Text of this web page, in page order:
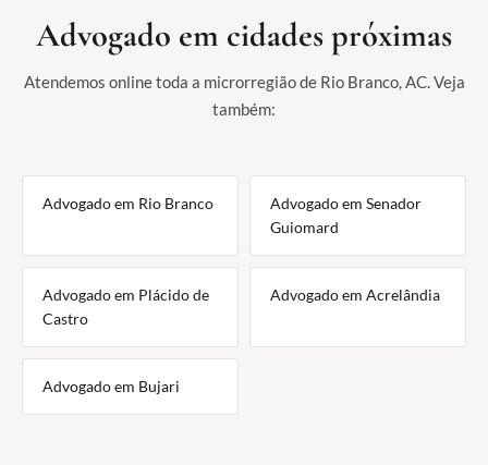
Advogado em cidades próximas
Atendemos online toda a microrregião de Rio Branco, AC. Veja
também:
Advogado em Rio Branco
Advogado em Senador
Guiomard
Advogado em Plácido de
Castro
Advogado em Acrelândia
Advogado em Bujari